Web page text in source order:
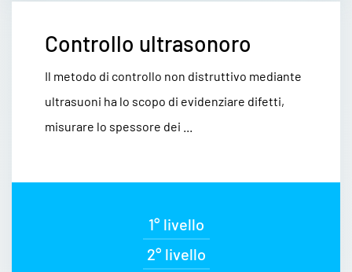
Controllo ultrasonoro
Il metodo di controllo non distruttivo mediante
ultrasuoni ha lo scopo di evidenziare difetti,
misurare lo spessore dei ...
1° livello
2° livello